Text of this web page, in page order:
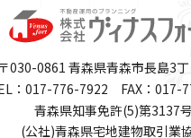
〒030-0861 青森県青森市長島3
：017-776-7922 FAX：017-
青森県知事免許(5)第3137号
(公社)青森県宅地建物取引業